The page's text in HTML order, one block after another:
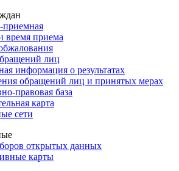
приемная
время приема
лиц
информация о результатах
обращений лиц и принятых мерах
правовая база
карта
сети
открытых данных
карты